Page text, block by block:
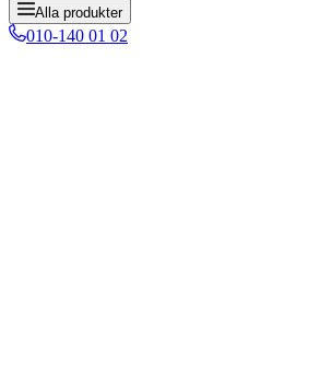
Alla produkter
010-140 01 02